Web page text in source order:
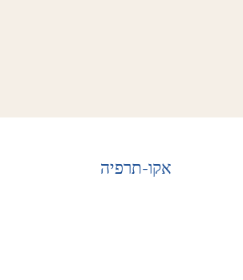
אקו-תרפיה